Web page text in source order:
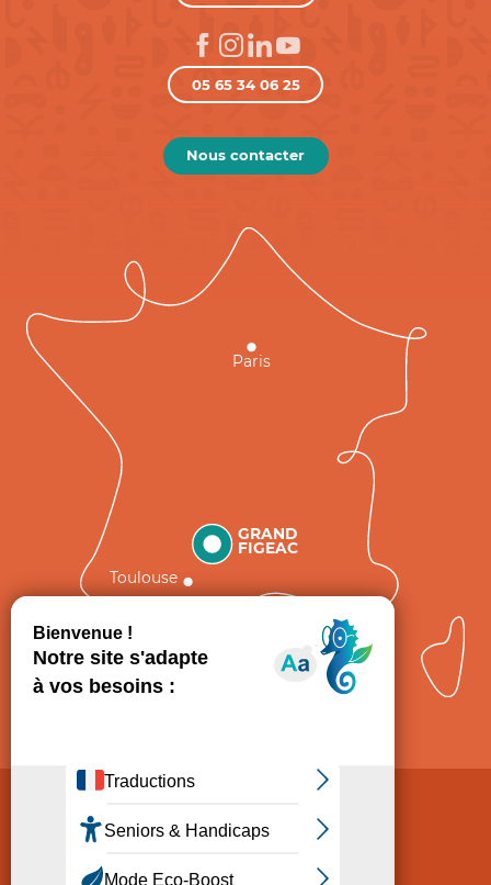
05 65 34 06 25
Nous contacter
GRAND
FIGEAC
Toulouse
Paris
Politique de Protection des données